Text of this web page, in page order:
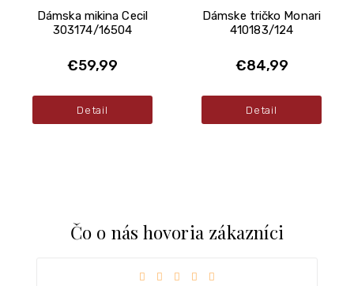
Dámska mikina Cecil
303174/16504
€59,99
Detail
Dámske tričko Monari
410183/124
€84,99
Detail
Čo o nás hovoria zákazníci
Hodnotenie obchodu je 5 z 5 hviezdičiek.